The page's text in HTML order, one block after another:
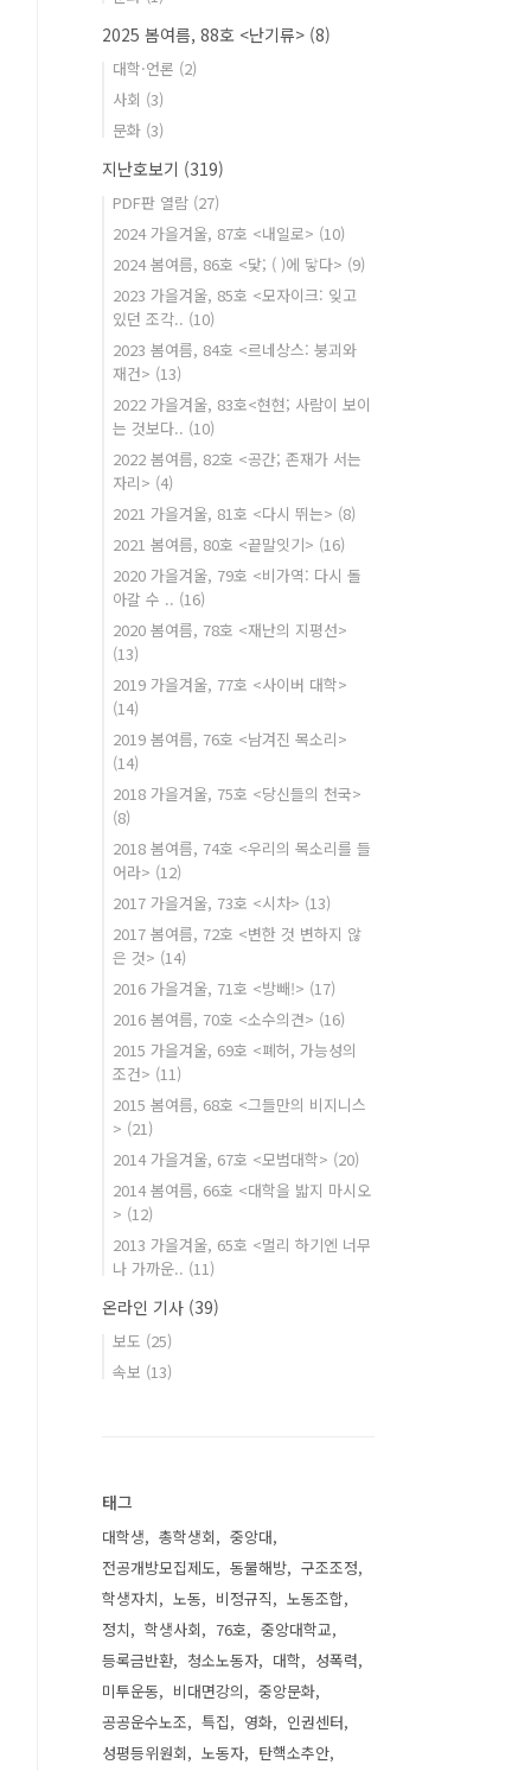
2025 봄여름, 88호 <난기류> (8)
대학·언론 (2)
사회 (3)
문화 (3)
지난호보기 (319)
PDF판 열람 (27)
2024 가을겨울, 87호 <내일로> (10)
2024 봄여름, 86호 <닻; ( )에 닿다> (9)
2023 가을겨울, 85호 <모자이크: 잊고
있던 조각.. (10)
2023 봄여름, 84호 <르네상스: 붕괴와
재건> (13)
2022 가을겨울, 83호<현현; 사람이 보이
는 것보다.. (10)
2022 봄여름, 82호 <공간; 존재가 서는
자리> (4)
2021 가을겨울, 81호 <다시 뛰는> (8)
2021 봄여름, 80호 <끝말잇기> (16)
2020 가을겨울, 79호 <비가역: 다시 돌
아갈 수 .. (16)
2020 봄여름, 78호 <재난의 지평선>
(13)
2019 가을겨울, 77호 <사이버 대학>
(14)
2019 봄여름, 76호 <남겨진 목소리>
(14)
2018 가을겨울, 75호 <당신들의 천국>
(8)
2018 봄여름, 74호 <우리의 목소리를 들
어라> (12)
2017 가을겨울, 73호 <시차> (13)
2017 봄여름, 72호 <변한 것 변하지 않
은 것> (14)
2016 가을겨울, 71호 <방빼!> (17)
2016 봄여름, 70호 <소수의견> (16)
2015 가을겨울, 69호 <폐허, 가능성의
조건> (11)
2015 봄여름, 68호 <그들만의 비지니스
> (21)
2014 가을겨울, 67호 <모범대학> (20)
2014 봄여름, 66호 <대학을 밟지 마시오
> (12)
2013 가을겨울, 65호 <멀리 하기엔 너무
나 가까운.. (11)
온라인 기사 (39)
보도 (25)
속보 (13)
태그
대학생 총학생회
중앙대
전공개방모집제도
동물해방
구조조정
학생자치
노동 비정규직
노동조합
정치
학생사회 76호
중앙대학교
등록금반환
청소노동자 대학
성폭력
미투운동
비대면강의
중앙문화
공공운수노조
특집 영화
인권센터
성평등위원회
노동자
탄핵소추안